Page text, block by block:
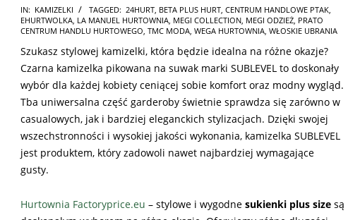
2025-
12-
IN: KAMIZELKI TAGGED: 24HURT BETA PLUS HURT CENTRUM HANDLOWE PTAK
EHURTWOLKA LA MANUEL HURTOWNIA MEGI COLLECTION MEGI ODZIEŻ PRATO
CENTRUM HANDLU HURTOWEGO TMC MODA WEGA HURTOWNIA WŁOSKIE UBRANIA
Szukasz stylowej kamizelki, która będzie idealna na różne okazje?
Czarna kamizelka pikowana na suwak marki SUBLEVEL to doskonały
wybór dla każdej kobiety ceniącej sobie komfort oraz modny wygląd.
Tba uniwersalna część garderoby świetnie sprawdza się zarówno w
casualowych, jak i bardziej eleganckich stylizacjach. Dzięki swojej
wszechstronności i wysokiej jakości wykonania, kamizelka SUBLEVEL
jest produktem, który zadowoli nawet najbardziej wymagające
gusty.
Hurtownia Factoryprice.eu – stylowe i wygodne sukienki plus size są